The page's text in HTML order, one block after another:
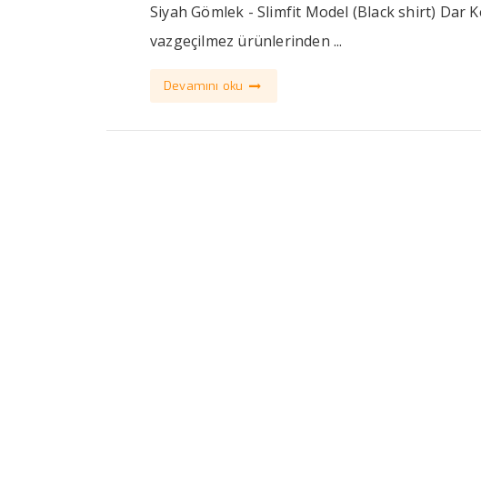
Siyah Gömlek - Slimfit Model (Black shirt) Dar
vazgeçilmez ürünlerinden ...
Devamını oku